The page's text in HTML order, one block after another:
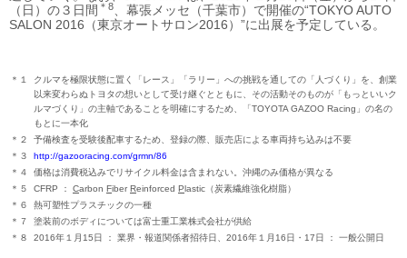
（日）の３日間 ＊8、幕張メッセ（千葉市）で開催の“TOKYO AUTO
SALON 2016（東京オートサロン2016）”に出展を予定している。
＊１
クルマを極限状態に置く「レース」「ラリー」への挑戦を通しての「人づくり」を、創業
以来変わらぬトヨタの想いとして受け継ぐとともに、その活動そのものが「もっといいク
ルマづくり」の主軸であることを明確にするため、「TOYOTA GAZOO Racing」の名の
もとに一本化
＊２
予備検査を受験後配車するため、登録の際、販売店による車両持ち込みは不要
＊３
http://gazooracing.com/grmn/86
＊４
価格は消費税込みでリサイクル料金は含まれない。 沖縄のみ価格が異なる
＊５
CFRP Carbon Fiber Reinforced Plastic （炭素繊維強化樹脂）
＊６
熱可塑性プラスチックの一種
＊７
塗装前のボディについては富士重工業株式会社が供給
＊８
2016年１月15日 業界・報道関係者招待日、 2016年１月16日・17日 一般公開日